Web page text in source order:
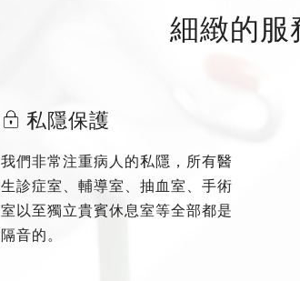
細緻的服
私隱保護
我們非常注重病人的私隱，所有醫
生診症室、輔導室、抽血室、手術
室以至獨立貴賓休息室等全部都是
隔音的。